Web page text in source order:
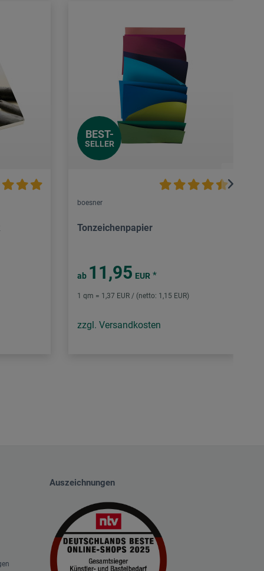
BEST-
SELLER
boesner
Tonzeichenpapier
ab 11,95 EUR *
1 qm = 1,37 EUR / (netto: 1,15 EUR)
zzgl. Versandkosten
Auszeichnungen